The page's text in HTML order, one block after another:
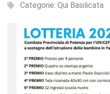
Categorie: Qui Basilicata